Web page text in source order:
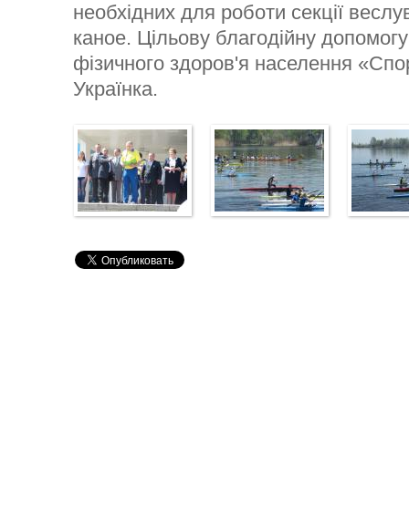
необхідних для роботи секції
каное. Цільову благодійну
фізичного здоров'я населення
Українка.